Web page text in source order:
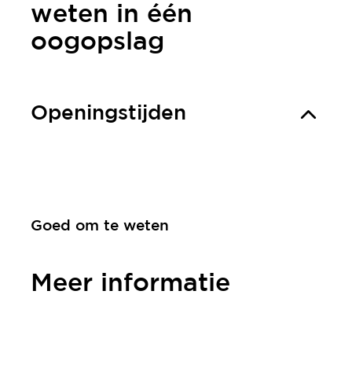
weten in één
oogopslag
Openingstijden
Goed om te weten
Meer informatie